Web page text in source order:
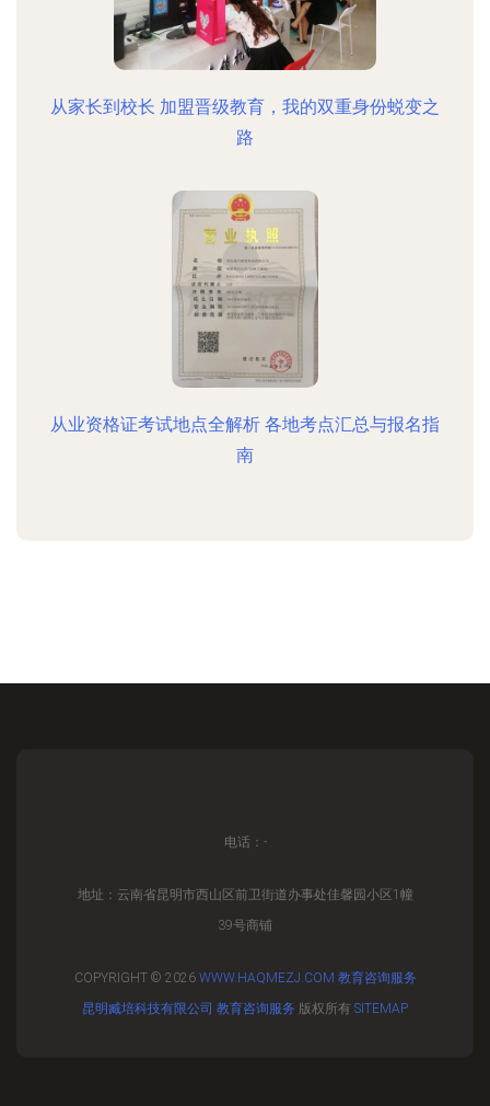
从家长到校长 加盟晋级教育，我的双重身份蜕变之
路
从业资格证考试地点全解析 各地考点汇总与报名指
南
电话：-
地址：云南省昆明市西山区前卫街道办事处佳馨园小区1幢
39号商铺
COPYRIGHT © 2026 WWW.HAQMEZJ.COM 教育咨询服务
昆明臧培科技有限公司 教育咨询服务 版权所有 SITEMAP